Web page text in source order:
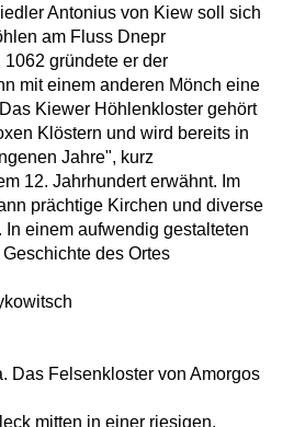
Antonius von Kiew soll sich
am Fluss Dnepr
gründete er der
mit einem anderen Mönch eine
Kiewer Höhlenkloster gehört
Klöstern und wird bereits in
Jahre", kurz
12. Jahrhundert erwähnt. Im
prächtige Kirchen und diverse
In einem aufwendig gestalteten
des Ortes
Das Felsenkloster von Amorgos
mitten in einer riesigen,